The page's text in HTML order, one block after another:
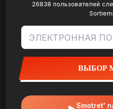
26838 пользователей
ВЫБОР
Smotret'